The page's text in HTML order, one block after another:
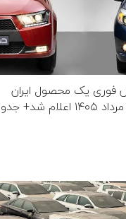
فوری یک محصول ایران
شد+ جدول